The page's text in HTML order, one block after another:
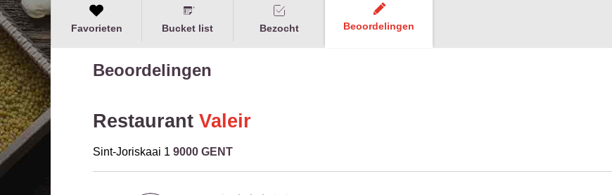
Favorieten Bucket list Bezocht Beoordelingen
Beoordelingen
Restaurant Valeir
Sint-Joriskaai 1 9000 GENT